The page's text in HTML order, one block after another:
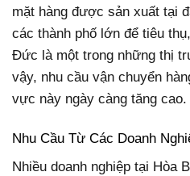
mặt hàng được sản xuất tại
các thành phố lớn để tiêu
Đức là một trong những thị
vậy, nhu cầu vận chuyển
vực này ngày càng tăng cao.
Nhu Cầu Từ Các Doanh
Nhiều doanh nghiệp tại Hòa